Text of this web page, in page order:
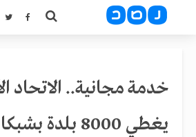
خدمة مجانية.. الاتحاد
يغطي 8000 بلدة